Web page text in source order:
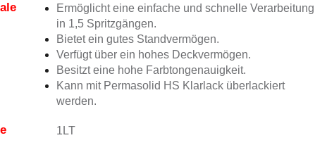
Ermöglicht eine einfache und schnelle Verarbeitung
in 1,5 Spritzgängen.
Bietet ein gutes Standvermögen.
Verfügt über ein hohes Deckvermögen.
Besitzt eine hohe Farbtongenauigkeit.
Kann mit Permasolid HS Klarlack überlackiert
werden.
1LT